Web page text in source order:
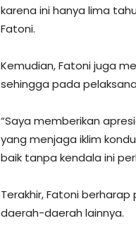
karena ini hanya lima
Fatoni.
Kemudian, Fatoni juga
sehingga pada
“Saya memberikan
yang menjaga iklim
baik tanpa kendala ini
Terakhir, Fatoni
daerah-daerah lainnya.